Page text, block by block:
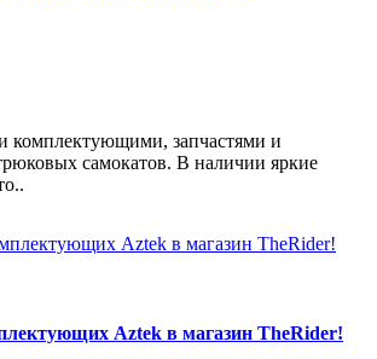
комплектующими, запчастями и
самокатов. В наличии яркие
Aztek в магазин TheRider!